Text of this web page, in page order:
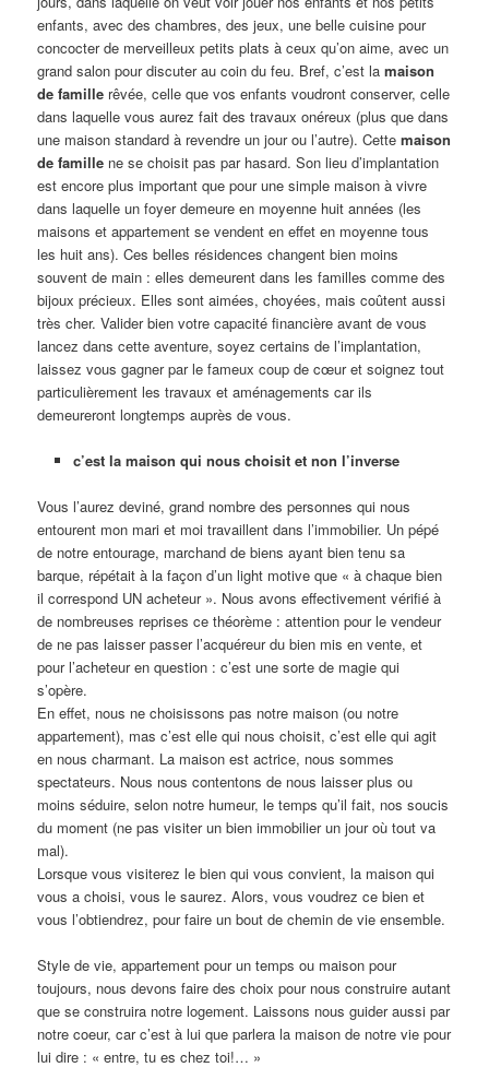
enfants, avec des chambres, des jeux, une belle cuisine pour
concocter de merveilleux petits plats à ceux qu’on aime, avec un
grand salon pour discuter au coin du feu. Bref, c’est lamaison
de famille rêvée, celle que vos enfants voudront conserver, celle
dans laquelle vous aurez fait des travaux onéreux (plus que dans
une maison standard à revendre un jour ou l’autre). Cettemaison
de famille ne se choisit pas par hasard. Son lieu d’implantation
est encore plus important que pour une simple maison à vivre
dans laquelle un foyer demeure en moyenne huit années (les
maisons et appartement se vendent en effet en moyenne tous
les huit ans). Ces belles résidences changent bien moins
souvent de main : elles demeurent dans les familles comme des
bijoux précieux. Elles sont aimées, choyées, mais coûtent aussi
très cher. Valider bien votre capacité financière avant de vous
lancez dans cette aventure, soyez certains de l’implantation,
laissez vous gagner par le fameux coup de cœur et soignez tout
particulièrement les travaux et aménagements car ils
demeureront longtemps auprès de vous.
c’est la maison qui nous choisit et non l’inverse
Vous l’aurez deviné, grand nombre des personnes qui nous
entourent mon mari et moi travaillent dans l’immobilier. Un pépé
de notre entourage, marchand de biens ayant bien tenu sa
barque, répétait à la façon d’un light motive que « à chaque bien
il correspond UN acheteur ». Nous avons effectivement vérifié à
de nombreuses reprises ce théorème : attention pour le vendeur
de ne pas laisser passer l’acquéreur du bien mis en vente, et
pour l’acheteur en question : c’est une sorte de magie qui
s’opère.
En effet, nous ne choisissons pas notre maison (ou notre
appartement), mas c’est elle qui nous choisit, c’est elle qui agit
en nous charmant. La maison est actrice, nous sommes
spectateurs. Nous nous contentons de nous laisser plus ou
moins séduire, selon notre humeur, le temps qu’il fait, nos soucis
du moment (ne pas visiter un bien immobilier un jour où tout va
mal).
Lorsque vous visiterez le bien qui vous convient, la maison qui
vous a choisi, vous le saurez. Alors, vous voudrez ce bien et
vous l’obtiendrez, pour faire un bout de chemin de vie ensemble.
Style de vie, appartement pour un temps ou maison pour
toujours, nous devons faire des choix pour nous construire autant
que se construira notre logement. Laissons nous guider aussi par
notre coeur, car c’est à lui que parlera la maison de notre vie pour
lui dire : « entre, tu es chez toi!… »